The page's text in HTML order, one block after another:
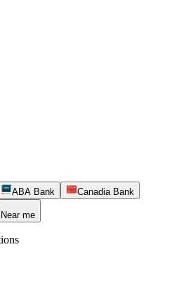
ABA Bank Canadia Bank
Near me